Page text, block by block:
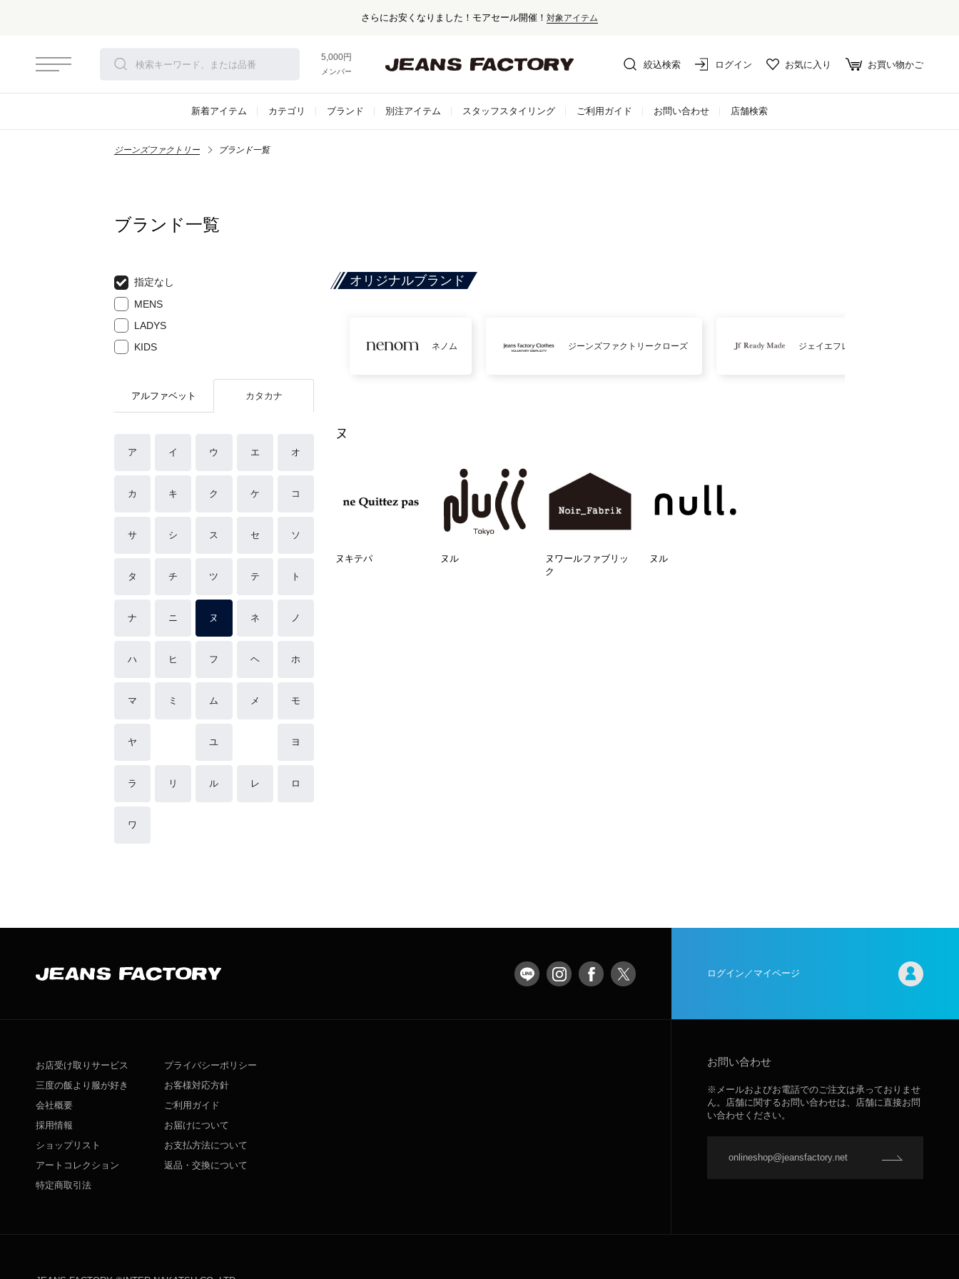
さらにお安くなりました！モアセール開催！ 対象アイテム
5,000円以上お買い上げで送料無料！
メンバー登録でお得な情報をゲット。さらに詳しく
絞込検索 ログイン お気に入り お買い物かご
新着アイテム カテゴリ ブランド 別注アイテム スタッフスタイリング ご利用ガイド お問い合わせ 店舗検索
ジーンズファクトリー ブランド一覧
ブランド一覧
指定なし
MENS
LADYS
KIDS
アルファベット カタカナ
ア イ ウ エ オ
カ キ ク ケ コ
サ シ ス セ ソ
タ チ ツ テ ト
ナ ニ ヌ ネ ノ
ハ ヒ フ ヘ ホ
マ ミ ム メ モ
ヤ ユ ヨ
ラ リ ル レ ロ
ワ
オリジナルブランド
ネノム ジーンズファクトリークローズ ジェイエフレディメイド
ヌ
ヌキテパ ヌル
ヌワールファブリッ
ク
ヌル
ログイン／マイページ
お店受け取りサービス
三度の飯より服が好き
会社概要
採用情報
ショップリスト
アートコレクション
特定商取引法
プライバシーポリシー
お客様対応方針
ご利用ガイド
お届けについて
お支払方法について
返品・交換について
お問い合わせ
※メールおよびお電話でのご注文は承っておりませ
ん。店舗に関するお問い合わせは、店舗に直接お問
い合わせください。
onlineshop@jeansfactory.net